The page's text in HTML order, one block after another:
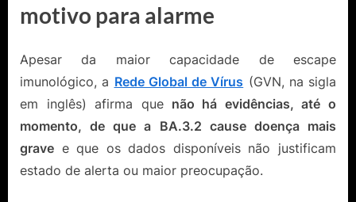
motivo para alarme
Apesar da maior capacidade de escape
imunológico, a Rede Global de Vírus (GVN, na sigla
em inglês) afirma quenão há evidências, até o
momento, de que a BA.3.2 cause doença mais
grave e que os dados disponíveis não justificam
estado de alerta ou maior preocupação.